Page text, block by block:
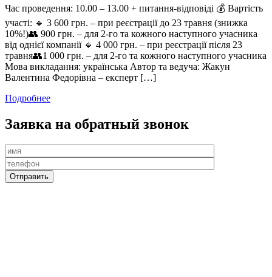
Час проведення: 10.00 – 13.00 + питання-відповіді 💰 Вартість
участі: 🔹 3 600 грн. – при реєстрації до 23 травня (знижка
10%!)👥 900 грн. – для 2-го та кожного наступного учасника
від однієї компанії 🔹 4 000 грн. – при реєстрації після 23
травня👥1 000 грн. – для 2-го та кожного наступного учасника
Мова викладання: українська Автор та ведуча: Жакун
Валентина Федорівна – експерт […]
Подробнее
Заявка на обратный звонок